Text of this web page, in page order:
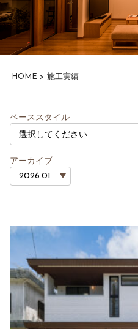
HOME >施工実績
ベーススタイル
アーカイブ